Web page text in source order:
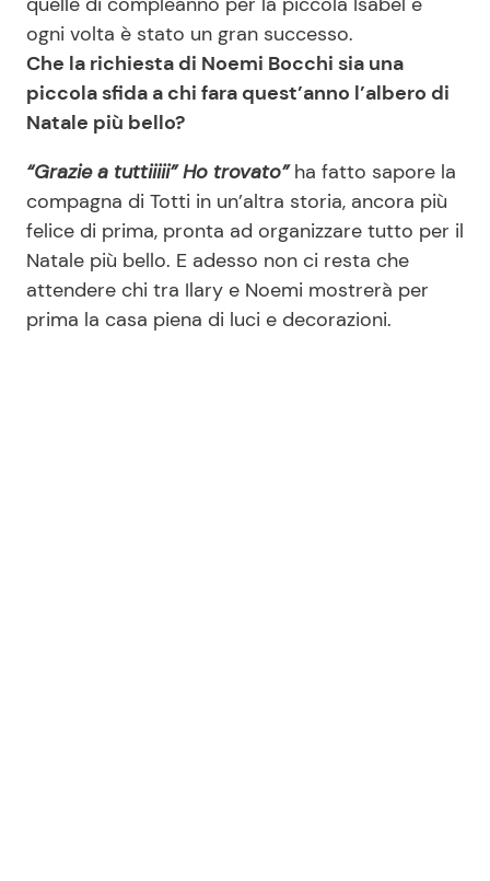
ogni volta è stato un gran successo.
Che la richiesta di Noemi Bocchi sia una
piccola sfida a chi fara quest’anno l’albero di
Natale più bello?
“Grazie a tuttiiiii” Ho trovato”ha fatto sapore la
compagna di Totti in un’altra storia, ancora più
felice di prima, pronta ad organizzare tutto per il
Natale più bello. E adesso non ci resta che
attendere chi tra Ilary e Noemi mostrerà per
prima la casa piena di luci e decorazioni.